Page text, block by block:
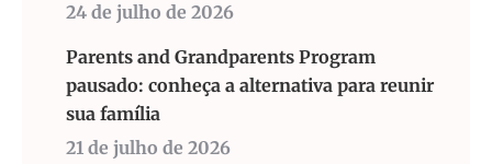
24 de julho de 2026
Parents and Grandparents Program
pausado: conheça a alternativa para reunir
sua família
21 de julho de 2026